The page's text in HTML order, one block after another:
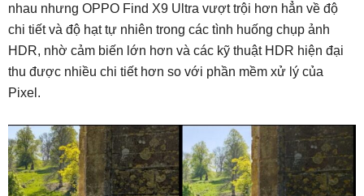
nhau nhưng OPPO Find X9 Ultra vượt trội hơn hẳn về độ
chi tiết và độ hạt tự nhiên trong các tình huống chụp ảnh
HDR, nhờ cảm biến lớn hơn và các kỹ thuật HDR hiện đại
thu được nhiều chi tiết hơn so với phần mềm xử lý của
Pixel.